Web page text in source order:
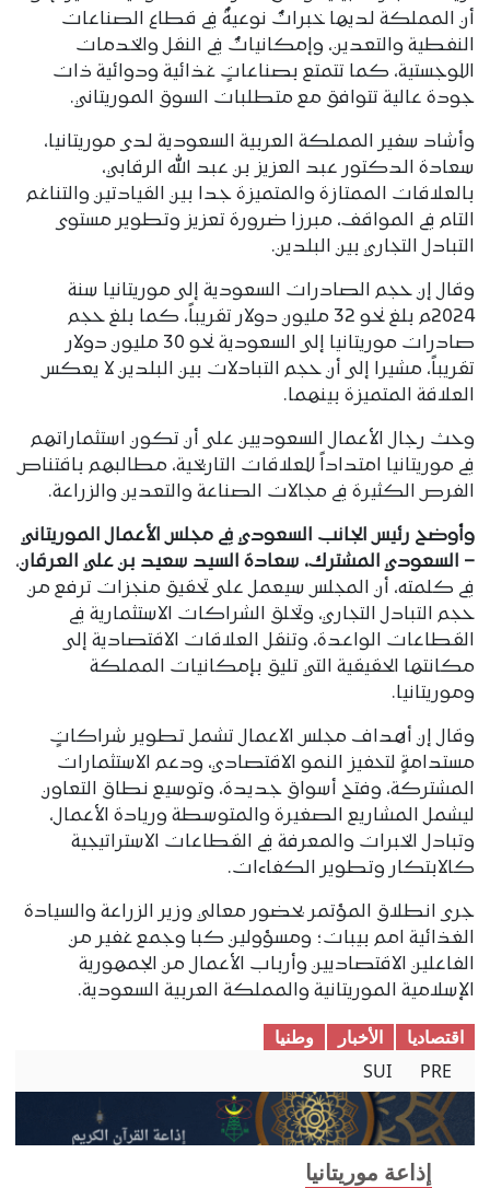
أن المملكة لديها خبراتٌ نوعيةٌ في قطاع الصناعات
النفطية والتعدين، وإمكانياتٌ في النقل والخدمات
اللوجستية، كما تتمتع بصناعاتٍ غذائية ودوائية ذات
جودة عالية تتوافق مع متطلبات السوق الموريتاني.
‎وأشاد سفير المملكة العربية السعودية لدى موريتانيا،
سعادة الدكتور عبد العزيز بن عبد الله الرقابي،
بالعلاقات الممتازة والمتميزة جدا بين القيادتين والتناغم
التام في المواقف، مبرزا ضرورة تعزيز وتطوير مستوى
التبادل التجاري بين البلدين.
‎وقال إن حجم الصادرات السعودية إلى موريتانيا سنة
2024م بلغ نحو 32 مليون دولار تقريباً، كما بلغ حجم
صادرات موريتانيا إلى السعودية نحو 30 مليون دولار
تقريباً، مشيرا إلى أن حجم التبادلات بين البلدين لا يعكس
العلاقة المتميزة بينهما.
وحث رجال الأعمال السعوديين على أن تكون استثماراتهم
في موريتانيا امتداداً للعلاقات التاريخية، مطالبهم باقتناص
الفرص الكثيرة في مجالات الصناعة والتعدين والزراعة.
وأوضح رئيس الجانب السعودي في مجلس الأعمال الموريتاني
– السعودي المشترك، سعادة السيد سعيد بن علي العرقان،
في كلمته، أن المجلس سيعمل على تحقيق منجزات ترفع من
حجم التبادل التجاري، وتخلق الشراكات الاستثمارية في
القطاعات الواعدة، وتنقل العلاقات الاقتصادية إلى
مكانتها الحقيقية التي تليق بإمكانيات المملكة
وموريتانيا.
وقال إن أهداف مجلس الاعمال تشمل تطوير شراكاتٍ
مستدامةٍ لتحفيز النمو الاقتصادي، ودعم الاستثمارات
المشتركة، وفتح أسواق جديدة، وتوسيع نطاق التعاون
ليشمل المشاريع الصغيرة والمتوسطة وريادة الأعمال،
وتبادل الخبرات والمعرفة في القطاعات الاستراتيجية
كالابتكار وتطوير الكفاءات.
جرى انطلاق المؤتمر بحضور معالي وزير الزراعة والسيادة
الغذائية امم بيبات؛ ومسؤولين كبا وجمع غفير من
الفاعلين الاقتصاديين وأرباب الأعمال من الجمهورية
الإسلامية الموريتانية والمملكة العربية السعودية.
اقتصادیا الأخبار
وطنیا
PRE
SUI
إذاعة موريتانيا